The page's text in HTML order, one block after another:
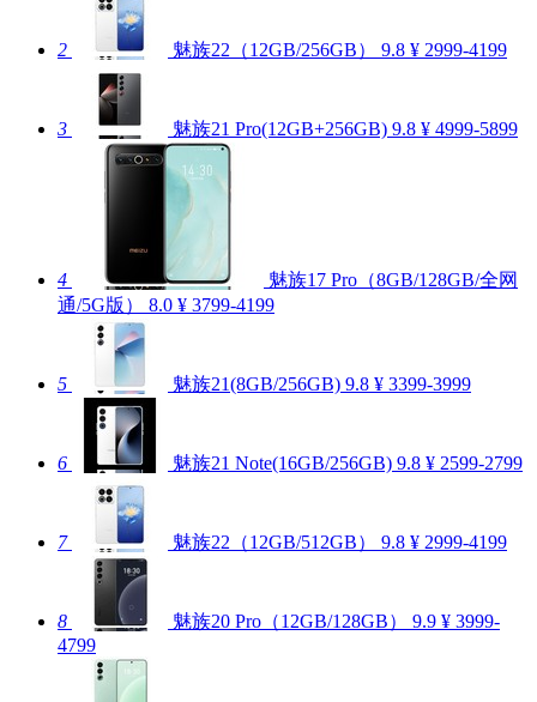
2 魅族22（12GB/256GB） 9.8 ¥ 2999-4199
3 魅族21 Pro(12GB+256GB) 9.8 ¥ 4999-5899
4
魅族17 Pro（8GB/128GB/全网
通/5G版）
8.0 ¥ 3799-4199
5 魅族21(8GB/256GB) 9.8 ¥ 3399-3999
6 魅族21 Note(16GB/256GB) 9.8 ¥ 2599-2799
7 魅族22（12GB/512GB） 9.8 ¥ 2999-4199
8 魅族20 Pro（12GB/128GB） 9.9 ¥ 3999-
4799